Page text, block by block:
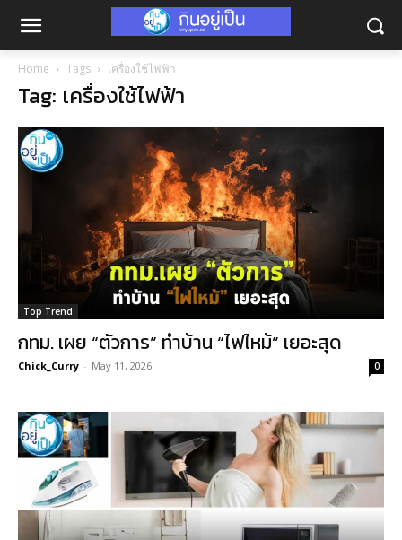
Home Tags เครื่องใช้ไฟฟ้า
Tag: เครื่องใช้ไฟฟ้า
Top Trend
กทม. เผย “ตัวการ” ทำบ้าน “ไฟไหม้” เยอะสุด
Chick_Curry - May 11, 2026 0